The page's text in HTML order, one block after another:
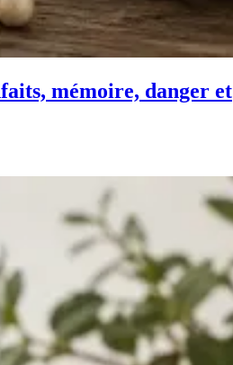
mémoire, danger et